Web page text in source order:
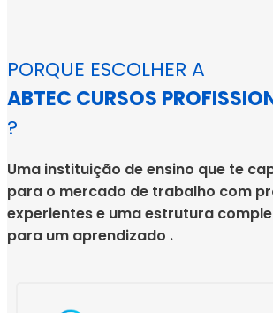
PORQUE ESCOLHER A
ABTEC CURSOS
?
Uma instituição de ensino que te
para o mercado de trabalho com
experientes e uma estrutura
para um aprendizado .